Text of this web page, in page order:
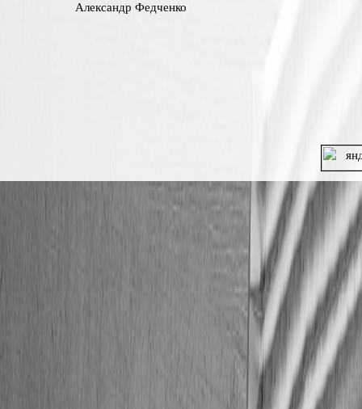
Александр Федченко